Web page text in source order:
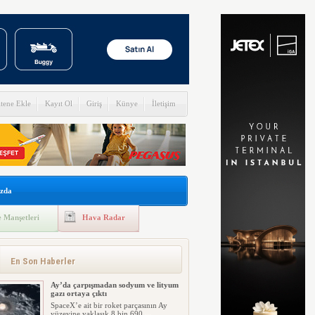
Ekle Kayıt Ol Giriş Künye İletişim
Manşetleri Hava Radar
En Son Haberler
Ay’da çarpışmadan sodyum ve lityum
gazı ortaya çıktı
SpaceX’e ait bir roket parçasının Ay